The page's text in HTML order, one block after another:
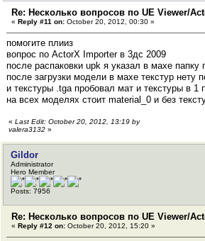
Re: Несколько вопросов по UE Viewer/
« Reply #11 on: October 20, 2012, 00:30 »
помогите плииз
вопрос по ActorX Importer в 3дс 2009
после распаковки upk я указал в махе папку
после загрузки модели в махе текстур нету
и текстуры .tga пробовал мат и текстуры в 1
на всех моделях стоит material_0 и без
« Last Edit: October 20, 2012, 13:19 by
valera3132 »
Gildor
Administrator
Hero Member
Posts: 7956
Re: Несколько вопросов по UE Viewer/
« Reply #12 on: October 20, 2012, 15:20 »